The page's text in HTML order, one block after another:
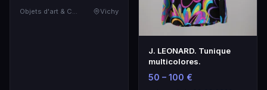
Objets d'art & Curiosités
Vichy
J. LEONARD. Tunique
multicolores.
50 – 100 €